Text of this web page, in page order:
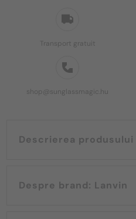
Transport gratuit
shop@sunglassmagic.hu
Descrierea produsului
Despre brand: Lanvin